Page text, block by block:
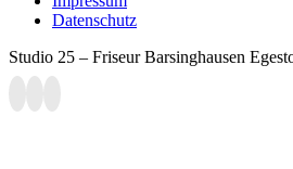
Datenschutz
Studio 25 – Friseur Barsinghausen